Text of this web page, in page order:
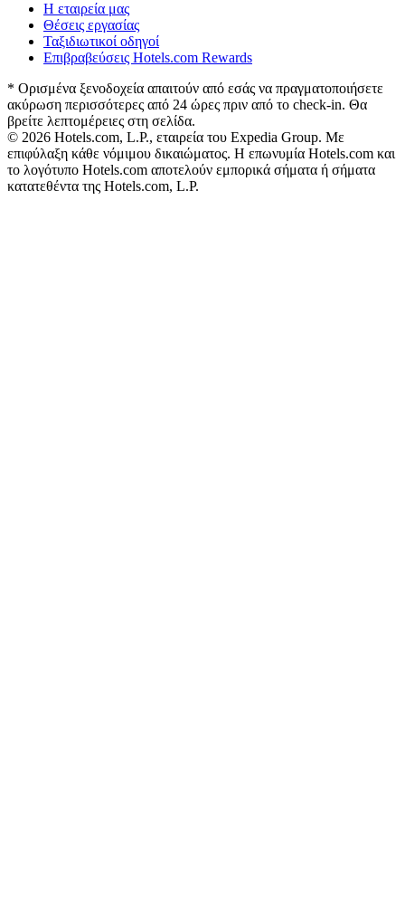
Η εταιρεία μας
Θέσεις εργασίας
Ταξιδιωτικοί οδηγοί
Επιβραβεύσεις Hotels.com Rewards
* Ορισμένα ξενοδοχεία απαιτούν από εσάς να πραγματοποιήσετε
ακύρωση περισσότερες από 24 ώρες πριν από το check-in. Θα
βρείτε λεπτομέρειες στη σελίδα.
© 2026 Hotels.com, L.P., εταιρεία του Expedia Group. Με
επιφύλαξη κάθε νόμιμου δικαιώματος. Η επωνυμία Hotels.com και
το λογότυπο Hotels.com αποτελούν εμπορικά σήματα ή σήματα
κατατεθέντα της Hotels.com, L.P.